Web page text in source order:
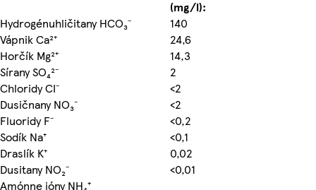
(mg/l):
Hydrogénuhličitany HCO₃⁻
140
Vápnik Ca²⁺
24,6
Horčík Mg²⁺
14,3
Sírany SO₄²⁻
2
Chloridy CI⁻
<2
Dusičnany NO₃⁻
<2
Fluoridy F⁻
<0,2
Sodík Na⁺
<0,1
Draslík K⁺
0,02
Dusitany NO₂⁻
<0,01
Amónne ióny NH₄⁺